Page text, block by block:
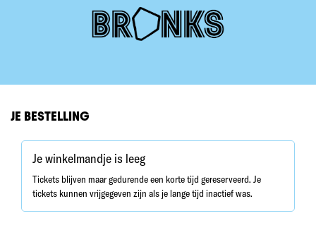
JE BESTELLING
Je winkelmandje is leeg
Tickets blijven maar gedurende een korte tijd gereserveerd. Je
tickets kunnen vrijgegeven zijn als je lange tijd inactief was.